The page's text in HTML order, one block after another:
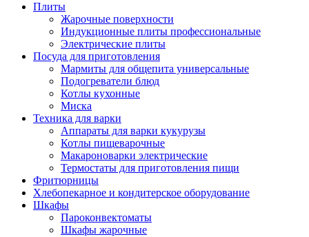
Плиты
Жарочные поверхности
Индукционные плиты профессиональные
Электрические плиты
Посуда для приготовления
Мармиты для общепита универсальные
Подогреватели блюд
Котлы кухонные
Миска
Техника для варки
Аппараты для варки кукурузы
Котлы пищеварочные
Макароноварки электрические
Термостаты для приготовления пищи
Фритюрницы
Хлебопекарное и кондитерское оборудование
Шкафы
Пароконвектоматы
Шкафы жарочные